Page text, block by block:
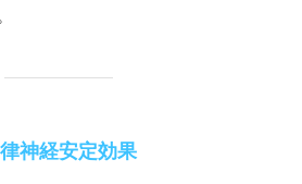
神経安定効果